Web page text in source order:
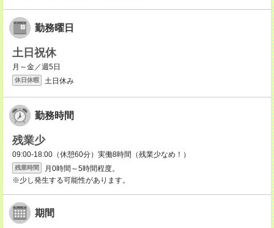
勤務曜日
土日祝休
月～金／週5日
休日休暇 土日休み
勤務時間
残業少
09:00-18:00（休憩60分）実働8時間（残業少なめ！）
残業時間
月0時間～5時間程度。
※少し発生する可能性があります。
期間